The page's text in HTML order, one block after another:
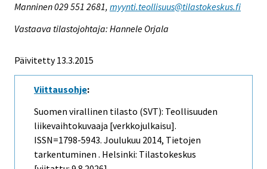
Manninen 029 551 2681, myynti.teollisuus@tilastokeskus.fi
Vastaava tilastojohtaja: Hannele Orjala
Päivitetty 13.3.2015
Viittausohje:
Suomen virallinen tilasto (SVT): Teollisuuden
liikevaihtokuvaaja [verkkojulkaisu].
ISSN=1798-5943. Joulukuu 2014, Tietojen
tarkentuminen . Helsinki: Tilastokeskus